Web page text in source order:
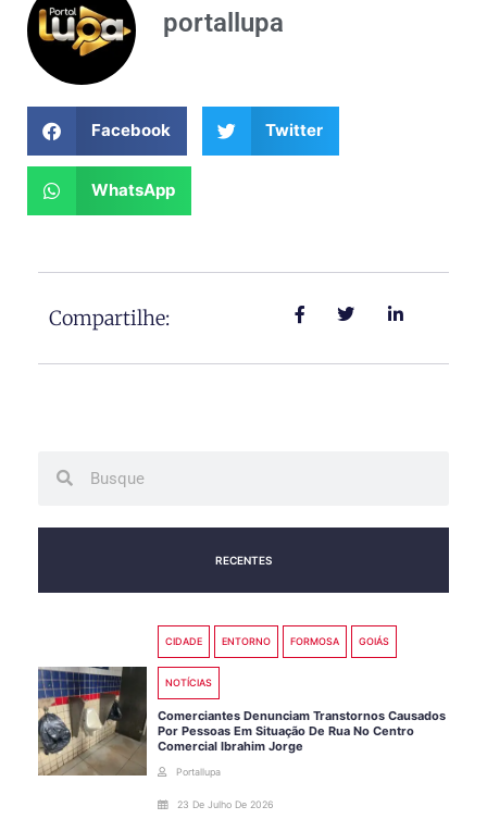
portallupa
Facebook Twitter
WhatsApp
Compartilhe:
RECENTES
CIDADE ENTORNO FORMOSA GOIÁS
NOTÍCIAS
Comerciantes Denunciam Transtornos Causados
Por Pessoas Em Situação De Rua No Centro
Comercial Ibrahim Jorge
Portallupa
23 De Julho De 2026